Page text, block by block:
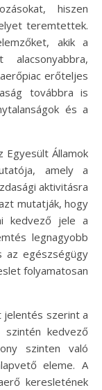
hiszen
teremtettek.
akik a
alacsonyabbra,
erőteljes
továbbra is
és a
Egyesült Államok
amely a
aktivitásra
mutatják, hogy
kedvező jele a
legnagyobb
az egészségügy
folyamatosan
jelentés szerint a
szintén kedvező
szinten való
eleme. A
keresletének